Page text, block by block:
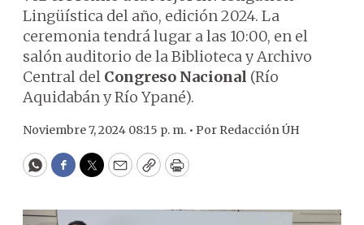
Lingüística del año, edición 2024. La
ceremonia tendrá lugar a las 10:00, en el
salón auditorio de la Biblioteca y Archivo
Central del Congreso Nacional (Río
Aquidabán y Río Ypané).
Noviembre 7, 2024 08:15 p. m. • Por Redacción ÚH
WhatsApp
Facebook
Twitter
EmailCopyPrint